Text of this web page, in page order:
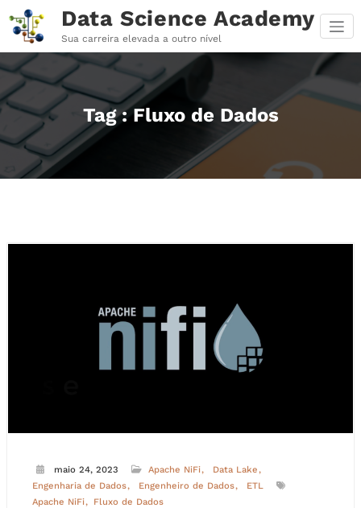
para
conteúdo
Data Science Academy
Sua carreira elevada a outro nível
Tag : Fluxo de Dados
maio 24, 2023 Apache NiFi
Data Lake
Engenharia de Dados
Engenheiro de Dados
ETL
Apache NiFi
Fluxo de Dados